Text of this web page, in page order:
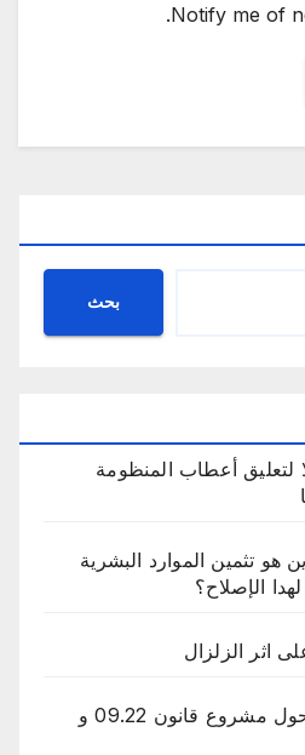
Notify me of
بحث
لتعليق أعطاب المنظومة
هو تثمين الموارد البشرية
الإصلاح؟
اثر الزلزال
جواب النقابة المستقلة حول مشروع قانون 09.22 و